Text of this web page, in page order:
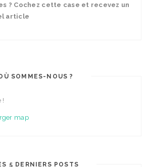
? Cochez cette case et recevez un
article
SOMMES-NOUS ?
!
5 DERNIERS POSTS